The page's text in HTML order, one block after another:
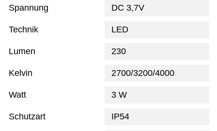
Spannung DC 3,7V
Technik LED
Lumen 230
Kelvin 2700/3200/4000
Watt 3 W
Schutzart IP54